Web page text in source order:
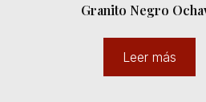
Granito Negro
Leer más